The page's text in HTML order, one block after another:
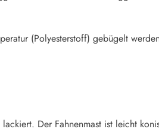
(Polyesterstoff) gebügelt
Der Fahnenmast ist leicht